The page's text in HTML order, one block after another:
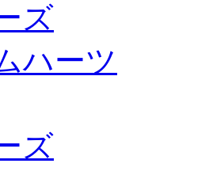
ズ
ハーツ
ズ